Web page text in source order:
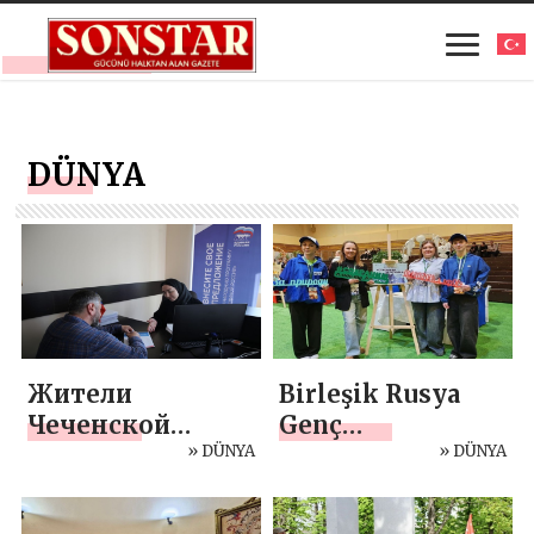
DÜNYA
Жители
Чеченской
22 тысяч
» DÜNYA
Birleşik Rusya
Genç
Muhafızları’nın
Beloyarsky’de
» DÜNYA